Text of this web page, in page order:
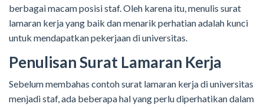
berbagai macam posisi staf. Oleh karena itu, menulis surat
lamaran kerja yang baik dan menarik perhatian adalah kunci
untuk mendapatkan pekerjaan di universitas.
Penulisan Surat Lamaran Kerja
Sebelum membahas contoh surat lamaran kerja di universitas
menjadi staf, ada beberapa hal yang perlu diperhatikan dalam